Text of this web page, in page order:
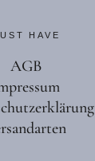
HAVE
AGB